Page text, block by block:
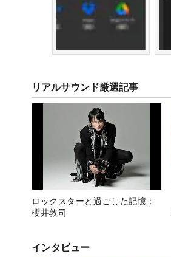
リアルサウンド厳選記事
ロックスターと過ごした記憶：
櫻井敦司
インタビュー